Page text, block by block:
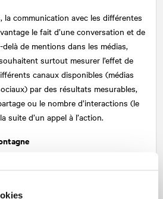
la communication avec les différentes
le fait d’une conversation et de
de mentions dans les médias,
surtout mesurer l’effet de
canaux disponibles (médias
par des résultats mesurables,
ou le nombre d’interactions (le
suite d’un appel à l’action.
de l’UNESCO. La stratégie était de